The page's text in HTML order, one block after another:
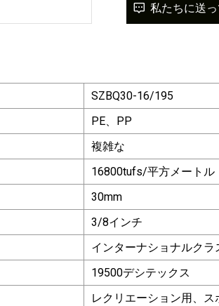
私たちに送
SZBQ30-16/195
PE、PP
複雑な
16800tufs/平方メートル
30mm
3/8インチ
インターナショナルクラ
19500デシテックス
レクリエーション用、ス